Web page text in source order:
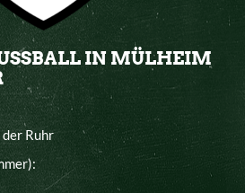
IN MÜLHEIM
Ruhr